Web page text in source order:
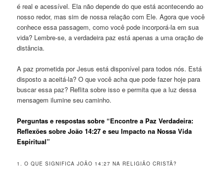
é real e acessível. Ela não depende do que está acontecendo ao
nosso redor, mas sim de nossa relação com Ele. Agora que você
conhece essa passagem, como você pode incorporá-la em sua
vida? Lembre-se, a verdadeira paz está apenas a uma oração de
distância.
A paz prometida por Jesus está disponível para todos nós. Está
disposto a aceitá-la? O que você acha que pode fazer hoje para
buscar essa paz? Reflita sobre isso e permita que a luz dessa
mensagem ilumine seu caminho.
Perguntas e respostas sobre “Encontre a Paz Verdadeira:
Reflexões sobre João 14:27 e seu Impacto na Nossa Vida
Espiritual”
1. O QUE SIGNIFICA JOÃO 14:27 NA RELIGIÃO CRISTÃ?